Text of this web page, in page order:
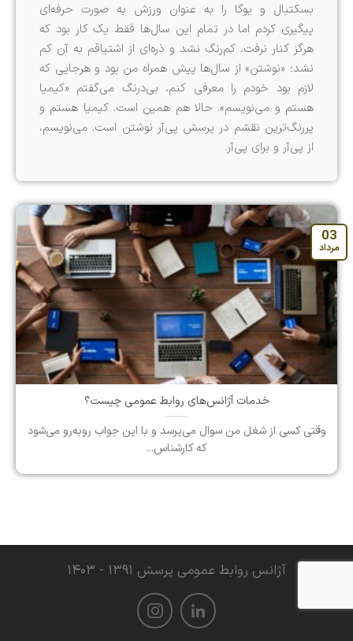
بسکتبال و یوگا را به عنوان ورزش به صورت حرفه‌ای
پیگیری کردم اما در تمام این سال‌ها فقط یک کار بود که
هرگز کنار نرفت، کم‌رنگ نشد و ذره‌ای از اشتیاقم به آن کم
نشد؛ «نوشتن» از سال‌ها پیش همراه من بود و هرجایی که
لازم بود خودم را معرفی کنم، بی‌درنگ می‌گفتم «کیمیا
هستم و می‌نویسم». حالا هم همین است. کیمیا هستم و
پررنگ‌ترین نقشم در پرسش پی‌آر نوشتن است. می‌نویسم،
از پی‌آر و برای پی‌آر.
خدمات آژانس‌های روابط عمومی چیست؟
وقتی کسی از شغل من سوال می‌پرسد و با این جواب روبه‌رو می‌شود
که کارشناس...
03
مرداد
آژانس روابط عمومی پرسش ۱۳۹۱ - ۱۴۰۳